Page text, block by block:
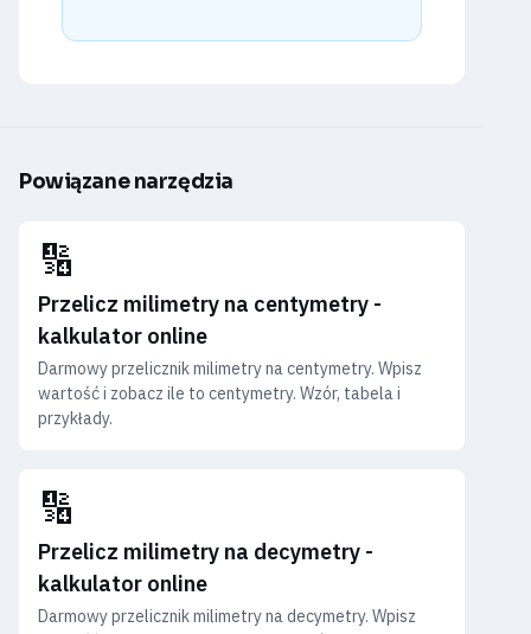
Powiązane narzędzia
🔢
Przelicz milimetry na centymetry -
kalkulator online
Darmowy przelicznik milimetry na centymetry. Wpisz
wartość i zobacz ile to centymetry. Wzór, tabela i
przykłady.
🔢
Przelicz milimetry na decymetry -
kalkulator online
Darmowy przelicznik milimetry na decymetry. Wpisz